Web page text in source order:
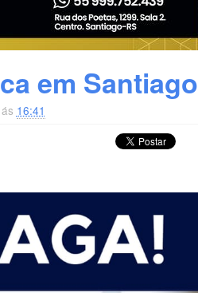
em Santiago
16:41